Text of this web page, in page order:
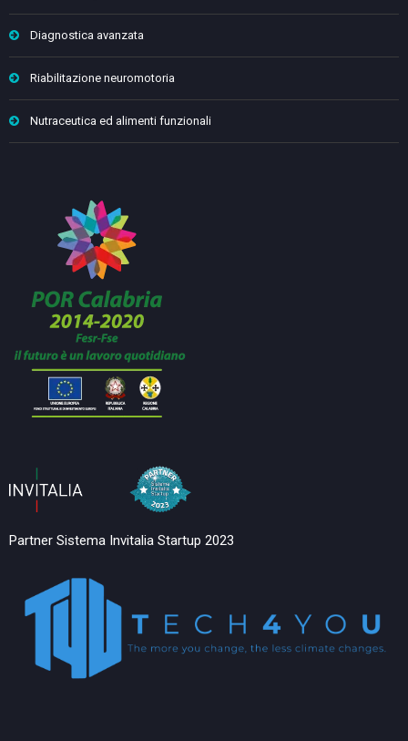
Diagnostica avanzata
Riabilitazione neuromotoria
Nutraceutica ed alimenti funzionali
Partner Sistema Invitalia Startup 2023